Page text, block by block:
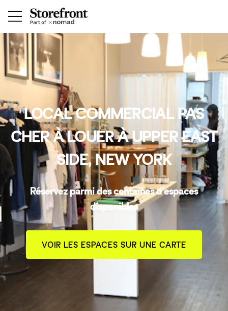
LOCAL COMMERCIAL PAS
CHER À LOUER À UPPER EAST
SIDE, NEW YORK
Réservez parmi des centaines d'espaces
disponibles
VOIR LES ESPACES SUR UNE CARTE